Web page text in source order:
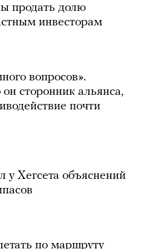
продать долю
инвесторам
вопросов».
сторонник альянса,
почти
у Хегсета объяснений
по маршруту